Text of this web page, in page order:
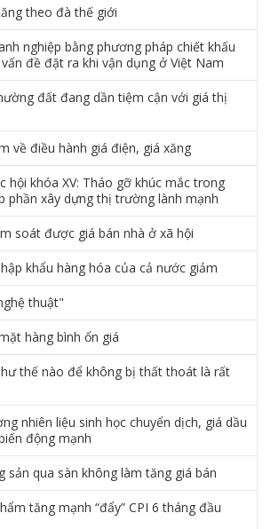
theo đà thế giới
nghiệp bằng phương pháp chiết khấu
đề đặt ra khi vận dụng ở Việt Nam
đất đang dần tiệm cận với giá thị
về điều hành giá điện, giá xăng
hội khóa XV: Tháo gỡ khúc mắc trong
phần xây dựng thị trường lành mạnh
soát được giá bán nhà ở xã hội
khẩu hàng hóa của cả nước giảm
thuật"
hàng bình ổn giá
thế nào để không bị thất thoát là rất
nhiên liệu sinh học chuyển dịch, giá dầu
động mạnh
sản qua sàn không làm tăng giá bán
tăng mạnh “đẩy” CPI 6 tháng đầu